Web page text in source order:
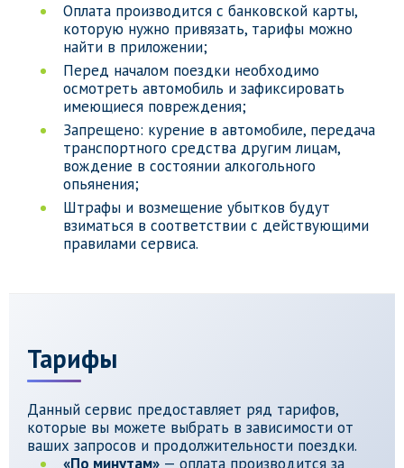
Оплата производится с банковской карты,
которую нужно привязать, тарифы можно
найти в приложении;
Перед началом поездки необходимо
осмотреть автомобиль и зафиксировать
имеющиеся повреждения;
Запрещено: курение в автомобиле, передача
транспортного средства другим лицам,
вождение в состоянии алкогольного
опьянения;
Штрафы и возмещение убытков будут
взиматься в соответствии с действующими
правилами сервиса.
Тарифы
Данный сервис предоставляет ряд тарифов,
которые вы можете выбрать в зависимости от
ваших запросов и продолжительности поездки.
«По минутам» — оплата производится за